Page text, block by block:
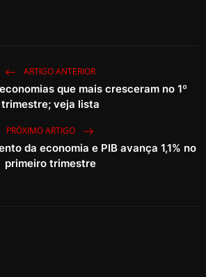
ARTIGO ANTERIOR
que mais cresceram no 1º
trimestre; veja lista
PRÓXIMO ARTIGO
da economia e PIB avança 1,1% no
primeiro trimestre